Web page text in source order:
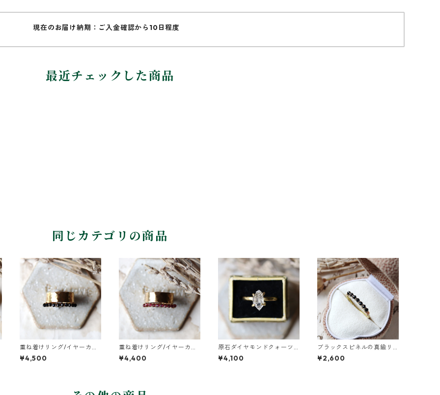
現在のお届け納期：ご入金確認から10日程度
最近チェックした商品
同じカテゴリの商品
重ね着けリング/イヤーカフ
真鍮つちめ幅広・ブラック
スピネル
¥4,500
重ね着けリング/イヤーカ
フ 真鍮つちめ幅広・ガー
ネット
¥4,400
原石ダイヤモンドクォーツ
のイヤーカフ/リング
¥4,100
ブラックスピネルの真鍮リ
ング
¥2,600